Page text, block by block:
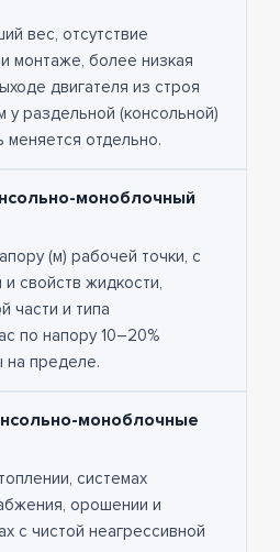
вес, отсутствие
монтаже, более низкая
двигателя из строя
раздельной (консольной)
меняется отдельно.
моноблочный
(м) рабочей точки, с
свойств жидкости,
части и типа
по напору 10–20%
на пределе.
моноблочные
системах
орошении и
с чистой неагрессивной